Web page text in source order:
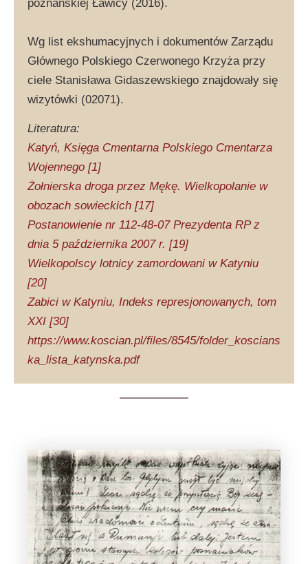
poznańskiej Ławicy (2016).
Wg list ekshumacyjnych i dokumentów Zarządu
Głównego Polskiego Czerwonego Krzyża przy
ciele Stanisława Gidaszewskiego znajdowały się
wizytówki (02071).
Literatura:
Katyń, Księga Cmentarna Polskiego Cmentarza
Wojennego [1]
Żołnierska droga przez Mękę. Wielkopolanie w
obozach sowieckich [17]
Postanowienie nr 112-48-07 Prezydenta RP z
dnia 5 października 2007 r. [19]
Wielkopolscy lotnicy zamordowani w Katyniu
[20]
Zabici w Katyniu, Indeks represjonowanych, tom
XXI [30]
https://www.koscian.pl/files/8545/folder_koscians
ka_lista_katynska.pdf